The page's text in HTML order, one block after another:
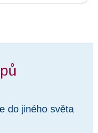
do jiného světa